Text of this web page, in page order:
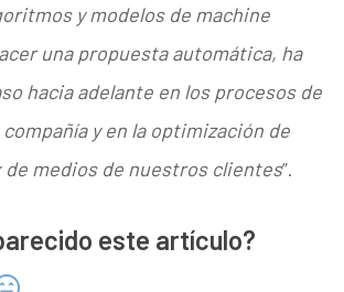
y modelos de machine
una propuesta automática, ha
hacia adelante en los procesos de
y en la optimización de
de medios de nuestros clientes”.
este artículo?